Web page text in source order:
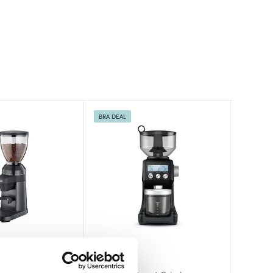
Sage
BRA DEAL